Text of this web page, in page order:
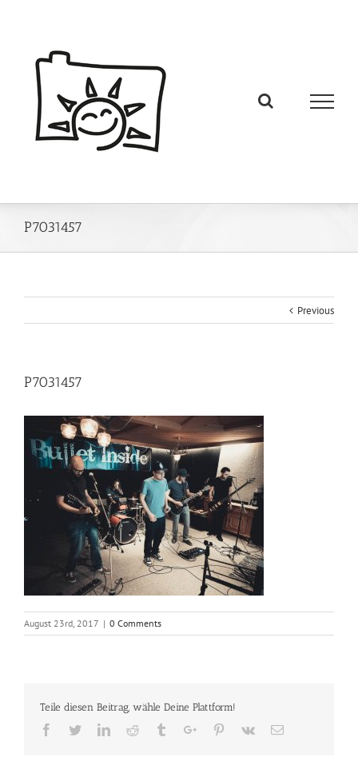
P7031457
Previous
P7031457
August 23rd, 2017 | 0 Comments
Teile diesen Beitrag, wähle Deine Plattform!
Facebook
TwitterLinkedinReddit TumblrGoogle+Pinterest
Vk Email